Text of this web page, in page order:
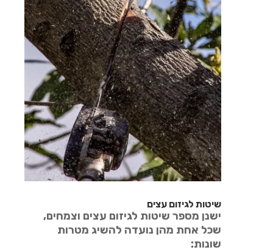
שיטות לגיזום עצים
ישנן מספר שיטות לגיזום עצים וצמחים,
שכל אחת מהן נועדה להשיג מטרות
שונות: